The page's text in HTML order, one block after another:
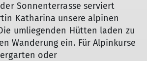
Sonnenterrasse serviert
Katharina unsere alpinen
umliegenden Hütten laden zu
Wanderung ein. Für Alpinkurse
oder